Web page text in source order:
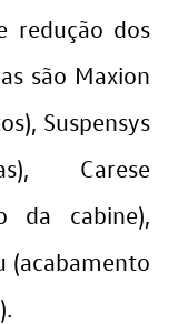
redução dos
são Maxion
Suspensys
Carese
da cabine),
(acabamento